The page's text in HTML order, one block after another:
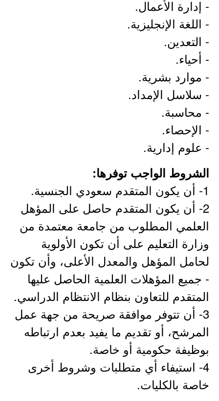
- إدارة الأعمال.
- اللغة الإنجليزية.
- التعدين.
- أحياء.
- موارد بشرية.
- سلاسل الإمداد.
- محاسبة.
- الإحصاء.
- علوم إدارية.
الشروط الواجب توفرها:
1- أن يكون المتقدم سعودي الجنسية.
2- أن يكون المتقدم حاصل على المؤهل
العلمي المطلوب من جامعة معتمدة من
وزارة التعليم على أن تكون الأولوية
لحامل المؤهل والمعدل الأعلى، وأن تكون
- جميع المؤهلات العلمية الحاصل عليها
المتقدم للتعاون بنظام الانتظام الدراسي.
3- أن تتوفر موافقة صريحة من جهة عمل
المرشح، أو تقديم ما يفيد بعدم ارتباطه
بوظيفة حكومية أو خاصة.
4- استيفاء أي متطلبات وشروط أخرى
خاصة بالكليات.